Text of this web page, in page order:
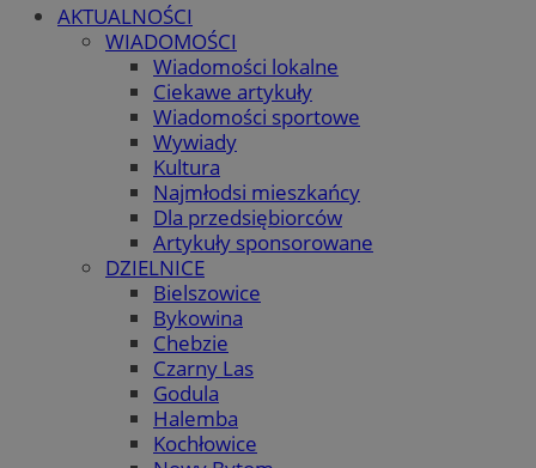
AKTUALNOŚCI
WIADOMOŚCI
Wiadomości lokalne
Ciekawe artykuły
Wiadomości sportowe
Wywiady
Kultura
Najmłodsi mieszkańcy
Dla przedsiębiorców
Artykuły sponsorowane
DZIELNICE
Bielszowice
Bykowina
Chebzie
Czarny Las
Godula
Halemba
Kochłowice